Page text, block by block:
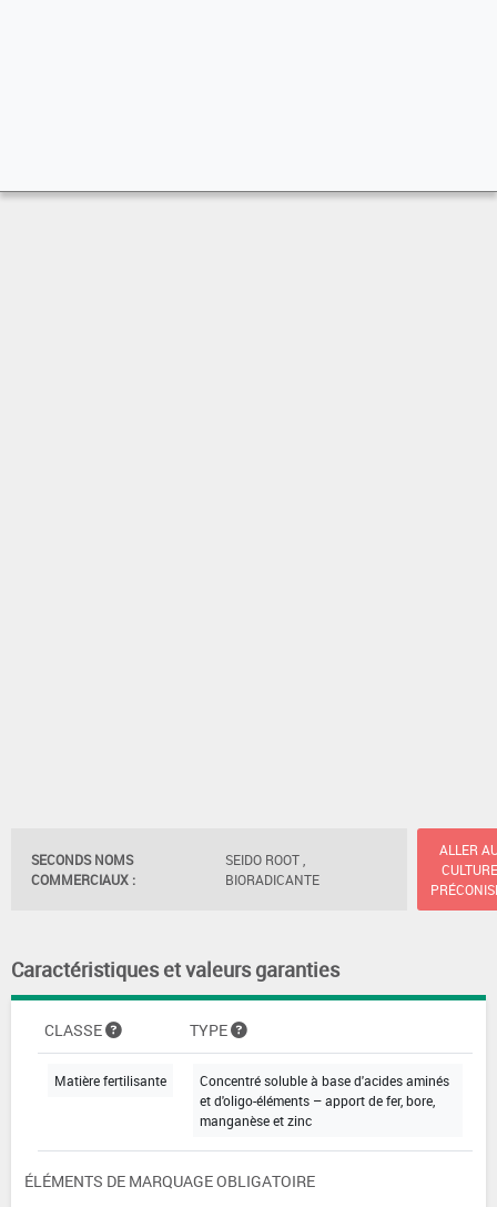
SECONDS NOMS
COMMERCIAUX :
SEIDO ROOT ,
BIORADICANTE
ALLER
Caractéristiques et valeurs garanties
CLASSE TYPE
Matière fertilisante
Concentré soluble à base d'acides aminés
et d'oligo-éléments – apport de fer, bore,
manganèse et zinc
ÉLÉMENTS DE MARQUAGE OBLIGATOIRE